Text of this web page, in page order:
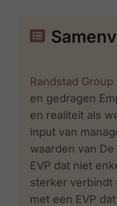
Randstad Group
en gedragen
en realiteit als
input van
waarden van
EVP dat niet
sterker verbindt
met een EVP